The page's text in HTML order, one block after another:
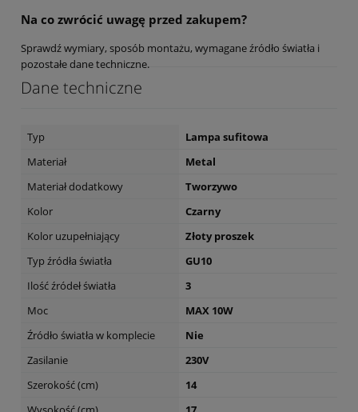
Na co zwrócić uwagę przed zakupem?
Sprawdź wymiary, sposób montażu, wymagane źródło światła i
pozostałe dane techniczne.
Dane techniczne
Typ
Lampa sufitowa
Materiał
Metal
Materiał dodatkowy
Tworzywo
Kolor
Czarny
Kolor uzupełniający
Złoty proszek
Typ źródła światła
GU10
Ilość źródeł światła
3
Moc
MAX 10W
Źródło światła w komplecie
Nie
Zasilanie
230V
Szerokość (cm)
14